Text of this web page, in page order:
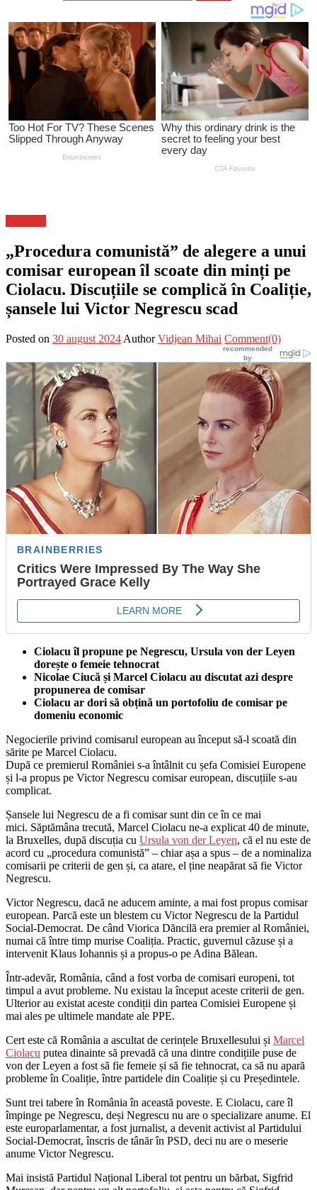
„Procedura comunistă” de alegere a unui
comisar european îl scoate din minți pe
Ciolacu. Discuțiile se complică în Coaliție,
șansele lui Victor Negrescu scad
Posted on 30 august 2024 Author Vidjean Mihai Comment(0)
Ciolacu îl propune pe Negrescu, Ursula von der Leyen
dorește o femeie tehnocrat
Nicolae Ciucă și Marcel Ciolacu au discutat azi despre
propunerea de comisar
Ciolacu ar dori să obțină un portofoliu de comisar pe
domeniu economic
Negocierile privind comisarul european au început să-l scoată din
sărite pe Marcel Ciolacu.
După ce premierul României s-a întâlnit cu șefa Comisiei Europene
și l-a propus pe Victor Negrescu comisar european, discuțiile s-au
complicat.
Șansele lui Negrescu de a fi comisar sunt din ce în ce mai
mici. Săptămâna trecută, Marcel Ciolacu ne-a explicat 40 de minute,
la Bruxelles, după discuția cu Ursula von der Leyen, că el nu este de
acord cu „procedura comunistă” – chiar așa a spus – de a nominaliza
comisarii pe criterii de gen și, ca atare, el ține neapărat să fie Victor
Negrescu.
Victor Negrescu, dacă ne aducem aminte, a mai fost propus comisar
european. Parcă este un blestem cu Victor Negrescu de la Partidul
Social-Democrat. De când Viorica Dăncilă era premier al României,
numai că între timp murise Coaliția. Practic, guvernul căzuse și a
intervenit Klaus Iohannis și a propus-o pe Adina Bălean.
Într-adevăr, România, când a fost vorba de comisari europeni, tot
timpul a avut probleme. Nu existau la început aceste criterii de gen.
Ulterior au existat aceste condiții din partea Comisiei Europene și
mai ales pe ultimele mandate ale PPE.
Cert este că România a ascultat de cerințele Bruxellesului și Marcel
Ciolacu putea dinainte să prevadă că una dintre condițiile puse de
von der Leyen a fost să fie femeie și să fie tehnocrat, ca să nu apară
probleme în Coaliție, între partidele din Coaliție și cu Președintele.
Sunt trei tabere în România în această poveste. E Ciolacu, care îl
împinge pe Negrescu, deși Negrescu nu are o specializare anume. El
este europarlamentar, a fost jurnalist, a devenit activist al Partidului
Social-Democrat, înscris de tânăr în PSD, deci nu are o meserie
anume Victor Negrescu.
Mai insistă Partidul Național Liberal tot pentru un bărbat, Sigfrid